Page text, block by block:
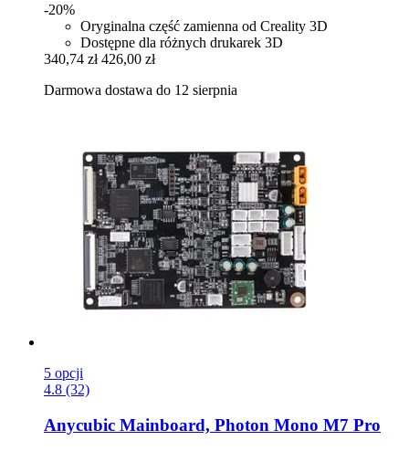
-20%
Oryginalna część zamienna od Creality 3D
Dostępne dla różnych drukarek 3D
340,74 zł 426,00 zł
Darmowa dostawa do 12 sierpnia
5 opcji
4.8 (32)
Anycubic Mainboard, Photon Mono M7 Pro